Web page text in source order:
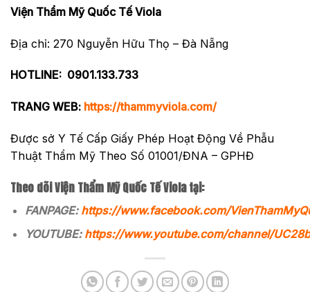
Viện Thẩm Mỹ Quốc Tế Viola
Địa chỉ: 270 Nguyễn Hữu Thọ – Đà Nẵng
HOTLINE: 0901.133.733
TRANG WEB: https://thammyviola.com/
Được sở Y Tế Cấp Giấy Phép Hoạt Động Về Phẫu
Thuật Thẩm Mỹ Theo Số 01001/ĐNA – GPHĐ
Theo dõi Viện Thẩm Mỹ Quốc Tế Viola tại:
FANPAGE: https://www.facebook.com/
YOUTUBE: https://www.youtube.com/channel/